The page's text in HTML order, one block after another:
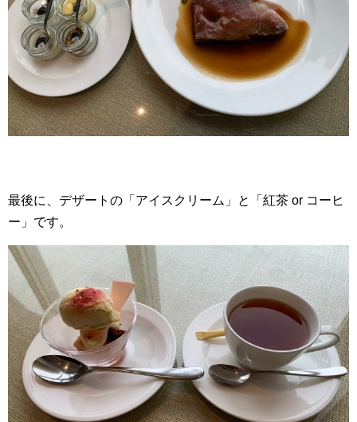
最後に、デザートの「アイスクリーム」と「紅茶 or コーヒ
ー」です。